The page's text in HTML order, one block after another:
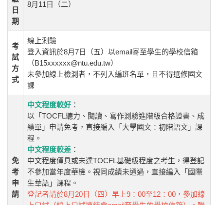
日
期
8月11日（二）
考
試
方
式
線上測驗
登入資訊於8月7日（五）以email寄至學生的學校信箱
（B15xxxxxx@ntu.edu.tw）
未參加線上檢測者，不列入編班名單，且不得選修國文
課
免
考
申
請
中文程度較好 ：
以「TOCFL聽力、閱讀、寫作測驗進階級合格證書、成
績單」申請免考，直接編入「大學國文：初階語文」課
程。
中文程度較差 ：
中文程度僅具或未達TOCFL基礎級程度之考生，得登記
不參加當年度華檢。視同成績未通過，直接編入「國際
生華語」課程。
登記者請於8月20日（四）早上9：00至12：00，參加線